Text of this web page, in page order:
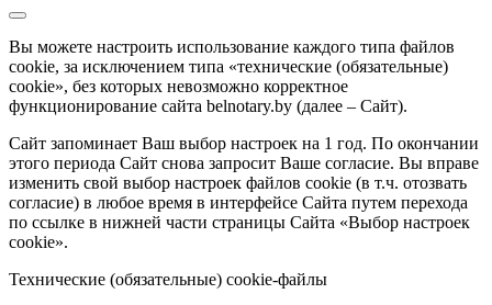
Вы можете настроить использование каждого типа файлов
cookie, за исключением типа «технические (обязательные)
cookie», без которых невозможно корректное
функционирование сайта belnotary.by (далее – Сайт).
Сайт запоминает Ваш выбор настроек на 1 год. По окончании
этого периода Сайт снова запросит Ваше согласие. Вы вправе
изменить свой выбор настроек файлов cookie (в т.ч. отозвать
согласие) в любое время в интерфейсе Сайта путем перехода
по ссылке в нижней части страницы Сайта «Выбор настроек
cookie».
Технические (обязательные) cookie-файлы